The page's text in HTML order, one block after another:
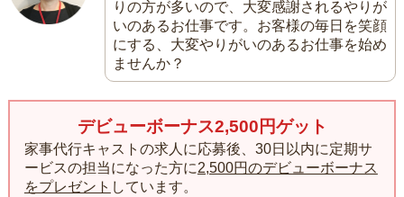
りの方が多いので、大変感謝されるやりが
いのあるお仕事です。お客様の毎日を笑顔
にする、大変やりがいのあるお仕事を始め
ませんか？
デビューボーナス2,500円ゲット
家事代行キャストの求人に応募後、30日以内に定期サ
ービスの担当になった方に2,500円のデビューボーナス
をプレゼント しています。